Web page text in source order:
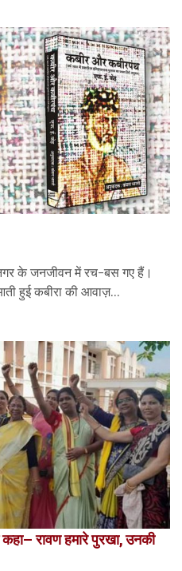
के जनजीवन में रच-बस गए हैं।
हुई कबीरा की आवाज़...
रावण हमारे पुरखा, उनकी